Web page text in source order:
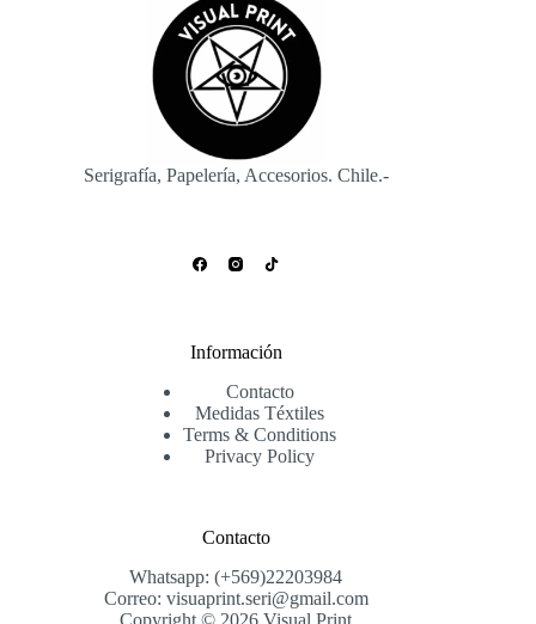
Serigrafía, Papelería, Accesorios. Chile.-
Información
Contacto
Medidas Téxtiles
Terms & Conditions
Privacy Policy
Contacto
Whatsapp: (+569)22203984
Correo: visuaprint.seri@gmail.com
Copyright © 2026 Visual Print